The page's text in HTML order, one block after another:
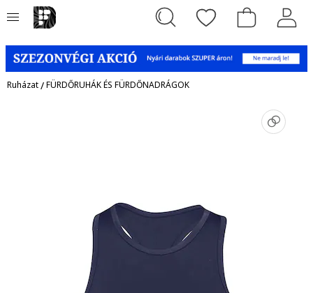
Ruházat/FÜRDŐRUHÁK ÉS FÜRDŐNADRÁGOK